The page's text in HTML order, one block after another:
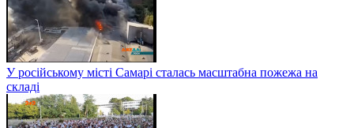
У російському місті Самарі сталась масштабна пожежа на
складі